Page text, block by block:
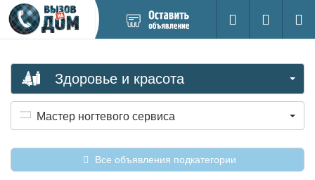
новое
Поиск
Вход на
Здоровье и красота
Мастер ногтевого сервиса
Все объявления подкатегории